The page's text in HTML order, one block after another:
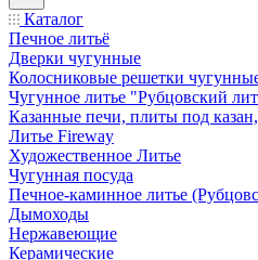
Каталог
Печное литьё
Дверки чугунные
Колосниковые решетки
Чугунное литье "Рубцовский
Казанные печи, плиты под
Литье Fireway
Художественное Литье
Чугунная посуда
Печное-каминное литье
Дымоходы
Нержавеющие
Керамические